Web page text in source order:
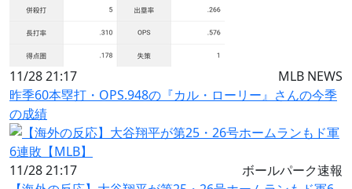
11/28 21:17
MLB NEWS
昨季60本塁打・OPS.948の『カル・ローリー』さんの今季
の成績
11/28 21:17
ボールパーク速報